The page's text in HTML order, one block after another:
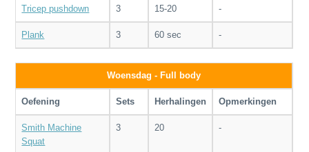
Tricep pushdown 3 15-20 -
Plank 3 60 sec -
Woensdag - Full body
Oefening Sets Herhalingen Opmerkingen
Smith Machine
Squat
3 20 -